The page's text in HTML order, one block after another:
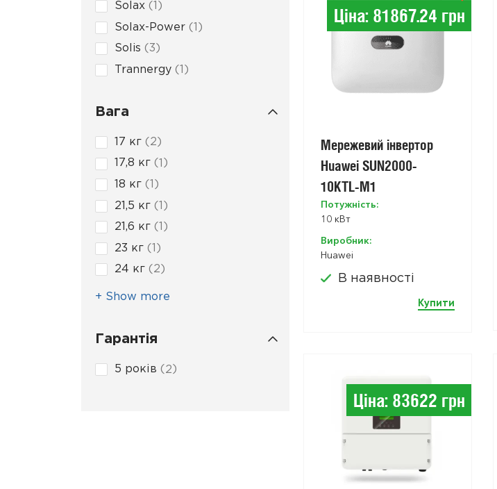
Solax
Solax-Power
Solis 3
Trannergy
Вага
17 кг 2
17,8 кг 1
18 кг
21,5 кг 1
21,6 кг
23 кг
24 кг 2
+ Show more
Гарантія
5 років 2
Ціна: 81867.24 грн
Мережевий інвертор
Huawei SUN2000-
10KTL-M1
Потужність:
10 кВт
Виробник:
Huawei
В наявності
Купити
Ціна: 83622 грн